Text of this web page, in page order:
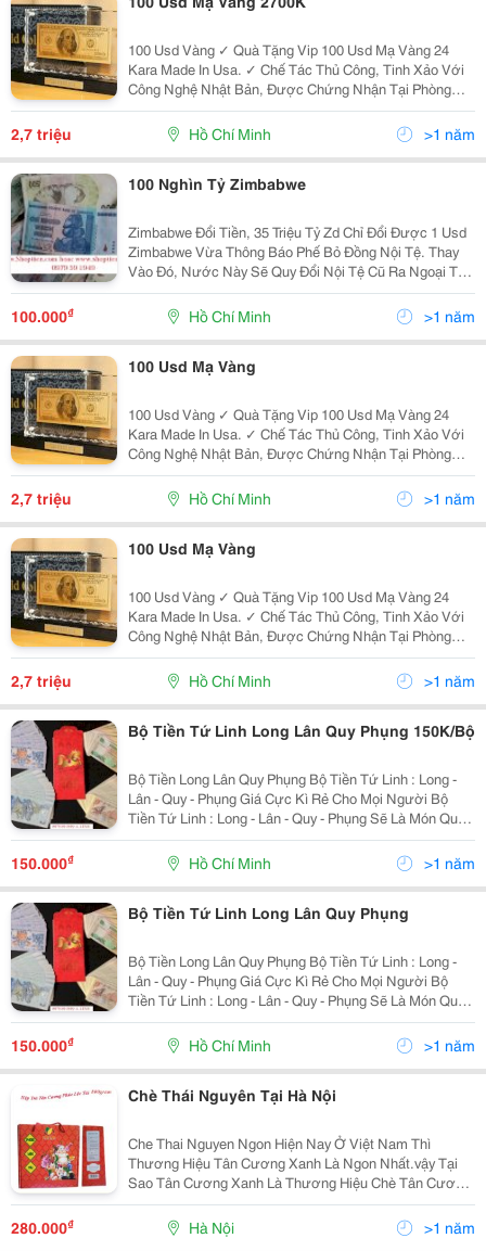
100 Usd Vàng ✓ Quà Tặng Vip 100 Usd Mạ Vàng 24
Kara Made In Usa. ✓ Chế Tác Thủ Công, Tinh Xảo Với
Công Nghệ Nhật Bản, Được Chứng Nhận Tại Phòng
Nghiên Cứu Và Thí Nghiệm Quốc Tế Tại New Jersey. ✓
Tại Vn Cũng Được Kiểm Chứng Tại Cô
2,7 triệu Hồ Chí Minh >1 năm
100 Nghìn Tỷ Zimbabwe
Zimbabwe Đổi Tiền, 35 Triệu Tỷ Zd Chỉ Đổi Được 1 Usd
Zimbabwe Vừa Thông Báo Phế Bỏ Đồng Nội Tệ. Thay
Vào Đó, Nước Này Sẽ Quy Đổi Nội Tệ Cũ Ra Ngoại Tệ.
Tuy Nhiên, Muốn Đổi 1 Usd, Người Dân Phải Bỏ Ra Tới
100.000₫ Hồ Chí Minh >1 năm
100 Usd Mạ Vàng
100 Usd Vàng ✓ Quà Tặng Vip 100 Usd Mạ Vàng 24
Kara Made In Usa. ✓ Chế Tác Thủ Công, Tinh Xảo Với
Công Nghệ Nhật Bản, Được Chứng Nhận Tại Phòng
Nghiên Cứu Và Thí Nghiệm Quốc Tế Tại New Jersey. ✓
Tại Vn Cũng Được Kiểm Chứng Tại Cô
2,7 triệu Hồ Chí Minh >1 năm
100 Usd Mạ Vàng
100 Usd Vàng ✓ Quà Tặng Vip 100 Usd Mạ Vàng 24
Kara Made In Usa. ✓ Chế Tác Thủ Công, Tinh Xảo Với
Công Nghệ Nhật Bản, Được Chứng Nhận Tại Phòng
Nghiên Cứu Và Thí Nghiệm Quốc Tế Tại New Jersey. ✓
Tại Vn Cũng Được Kiểm Chứng Tại Cô
2,7 triệu Hồ Chí Minh >1 năm
Bộ Tiền Tứ Linh Long Lân Quy Phụng 150K/Bộ
Bộ Tiền Long Lân Quy Phụng Bộ Tiền Tứ Linh : Long -
Lân - Quy - Phụng Giá Cực Kì Rẻ Cho Mọi Người Bộ
Tiền Tứ Linh : Long - Lân - Quy - Phụng Sẽ Là Món Quà
Tuyệt Vời Dành Cho Gia Đình,Bạn Bè Và Người Thân
Giá Thị Trường: 200.000Đ/
150.000₫ Hồ Chí Minh >1 năm
Bộ Tiền Tứ Linh Long Lân Quy Phụng
Bộ Tiền Long Lân Quy Phụng Bộ Tiền Tứ Linh : Long -
Lân - Quy - Phụng Giá Cực Kì Rẻ Cho Mọi Người Bộ
Tiền Tứ Linh : Long - Lân - Quy - Phụng Sẽ Là Món Quà
Tuyệt Vời Dành Cho Gia Đình,Bạn Bè Và Người Thân
Giá Thị Trường: 200.000Đ/
150.000₫ Hồ Chí Minh >1 năm
Chè Thái Nguyên Tại Hà Nội
Che Thai Nguyen Ngon Hiện Nay Ở Việt Nam Thì
Thương Hiệu Tân Cương Xanh Là Ngon Nhất.vậy Tại
Sao Tân Cương Xanh Là Thương Hiệu Chè Tân Cương
Thái Nguyên Ngon Nhất Ở Việt Nam Thứ 1 : Tân
Cương Xanh Có Nhà Máy Sản Xuất Chế Biến Chè Thái
Nguyên Chất
280.000₫ Hà Nội >1 năm